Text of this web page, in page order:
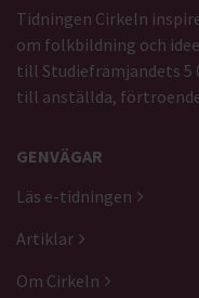
Tidningen Cirkeln
om folkbildning och
till Studiefrämjandets 5
till anställda,
GENVÄGAR
Läs e-tidningen
Artiklar
Om Cirkeln